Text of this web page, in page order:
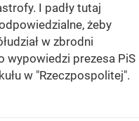
I padły tutaj
żeby
w zbrodni
wypowiedzi prezesa PiS
w "Rzeczpospolitej".